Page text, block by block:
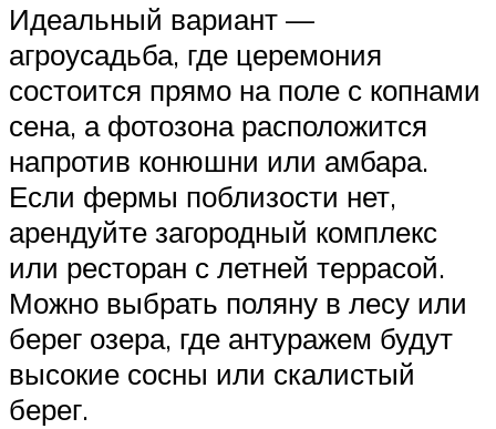
Идеальный вариант —
агроусадьба, где церемония
состоится прямо на поле с копнами
сена, а фотозона расположится
напротив конюшни или амбара.
Если фермы поблизости нет,
арендуйте загородный комплекс
или ресторан с летней террасой.
Можно выбрать поляну в лесу или
берег озера, где антуражем будут
высокие сосны или скалистый
берег.